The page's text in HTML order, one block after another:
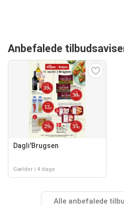
Anbefalede
Dagli'Brugsen
Gælder i 4 dage
Alle anbefalede